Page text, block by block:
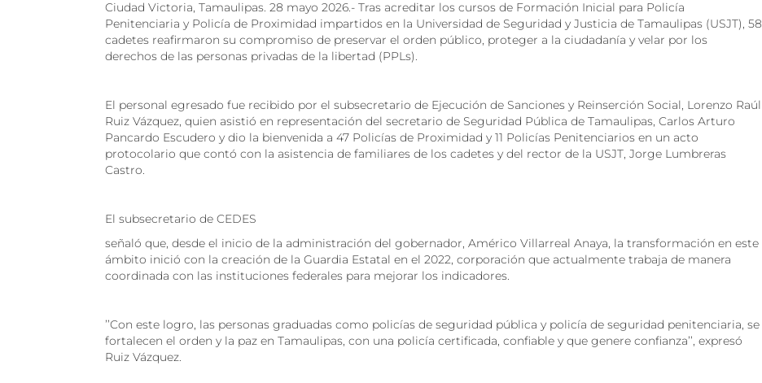
Ciudad Victoria, Tamaulipas. 28 mayo 2026.- Tras acreditar los cursos de Formación Inicial para Policía
Penitenciaria y Policía de Proximidad impartidos en la Universidad de Seguridad y Justicia de Tamaulipas (USJT), 58
cadetes reafirmaron su compromiso de preservar el orden público, proteger a la ciudadanía y velar por los
derechos de las personas privadas de la libertad (PPLs).
El personal egresado fue recibido por el subsecretario de Ejecución de Sanciones y Reinserción Social, Lorenzo Raúl
Ruiz Vázquez, quien asistió en representación del secretario de Seguridad Pública de Tamaulipas, Carlos Arturo
Pancardo Escudero y dio la bienvenida a 47 Policías de Proximidad y 11 Policías Penitenciarios en un acto
protocolario que contó con la asistencia de familiares de los cadetes y del rector de la USJT, Jorge Lumbreras
Castro.
El subsecretario de CEDES
señaló que, desde el inicio de la administración del gobernador, Américo Villarreal Anaya, la transformación en este
ámbito inició con la creación de la Guardia Estatal en el 2022, corporación que actualmente trabaja de manera
coordinada con las instituciones federales para mejorar los indicadores.
’’Con este logro, las personas graduadas como policías de seguridad pública y policía de seguridad penitenciaria, se
fortalecen el orden y la paz en Tamaulipas, con una policía certificada, confiable y que genere confianza’’, expresó
Ruiz Vázquez.